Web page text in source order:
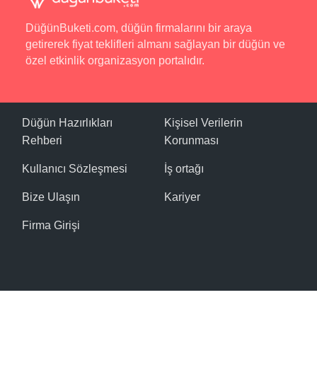
DüğünBuketi.com, düğün firmalarını bir araya
getirerek fiyat teklifleri almanı sağlayan bir düğün ve
özel etkinlik organizasyon portalıdır.
Düğün Hazırlıkları
Rehberi
Kullanıcı Sözleşmesi
Bize Ulaşın
Firma Girişi
Kişisel Verilerin
Korunması
İş ortağı
Kariyer